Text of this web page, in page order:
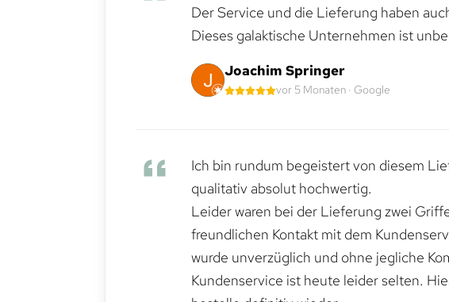
Der Service und die Lieferung haben
Dieses galaktische Unternehmen ist
Joachim Springer
vor 5 Monaten · Google
Ich bin rundum begeistert von diesem
qualitativ absolut hochwertig.
Leider waren bei der Lieferung zwei
freundlichen Kontakt mit dem
wurde unverzüglich und ohne jegliche
Kundenservice ist heute leider selten.